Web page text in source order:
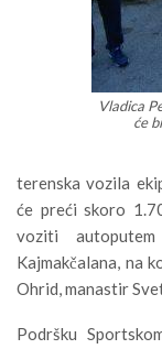
Vladica
će
terenska vozila
će preći skoro
voziti
Kajmakčalana, na
Ohrid, manastir
Podršku